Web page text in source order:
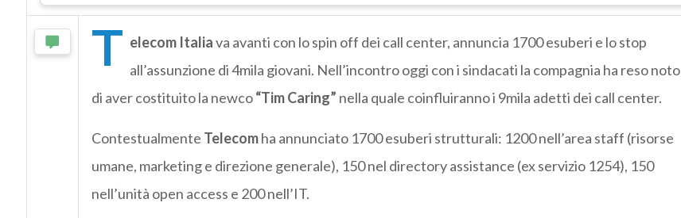
T elecom Italiava avanti con lo spin off dei call center, annuncia 1700 esuberi e lo stop
all’assunzione di 4mila giovani. Nell’incontro oggi con i sindacati la compagnia ha reso noto
di aver costituito la newco“Tim Caring” nella quale coinfluiranno i 9mila adetti dei call center.
Contestualmente Telecomha annunciato 1700 esuberi strutturali: 1200 nell’area staff (risorse
umane, marketing e direzione generale), 150 nel directory assistance (ex servizio 1254), 150
nell’unità open access e 200 nell’IT.